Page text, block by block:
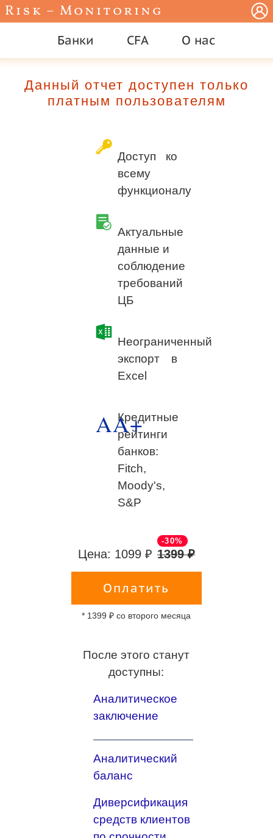
Risk – Monitoring
Банки CFA О нас
Данный отчет доступен только
платным пользователям
Доступ ко
всему
функционалу
Актуальные
данные и
соблюдение
требований
ЦБ
Неограниченный
экспорт в
Excel
AA+
Кредитные
рейтинги
банков:
Fitch,
Moody's,
S&P
Цена: 1099 ₽ 1399 ₽
-30%
Оплатить
* 1399 ₽ со второго месяца
После этого станут
доступны:
Аналитическое
заключение
Аналитический
баланс
Диверсификация
средств клиентов